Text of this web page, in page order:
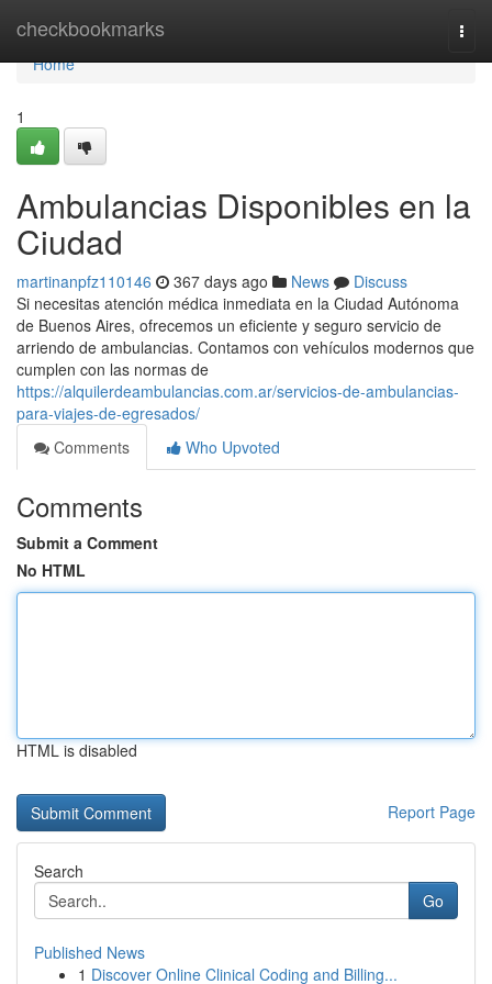
checkbookmarks
Home
Home
1
Ambulancias Disponibles en la
Ciudad
martinanpfz110146 367 days ago News
Discuss
Si necesitas atención médica inmediata en la Ciudad Autónoma
de Buenos Aires, ofrecemos un eficiente y seguro servicio de
arriendo de ambulancias. Contamos con vehículos modernos que
cumplen con las normas de
https://alquilerdeambulancias.com.ar/servicios-de-ambulancias-
para-viajes-de-egresados/
Comments
Who Upvoted
Comments
Submit a Comment
No HTML
HTML is disabled
Report Page
Search
Go
Published News
1 Discover Online Clinical Coding and Billing...